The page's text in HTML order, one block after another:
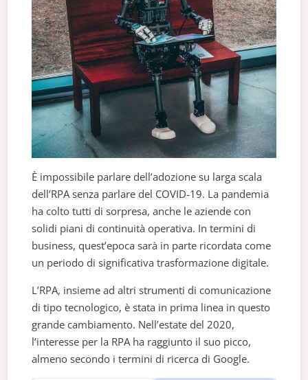
È impossibile parlare dell’adozione su larga scala
dell’RPA senza parlare del COVID-19. La pandemia
ha colto tutti di sorpresa, anche le aziende con
solidi piani di continuità operativa. In termini di
business, quest’epoca sarà in parte ricordata come
un periodo di significativa trasformazione digitale.
L’RPA, insieme ad altri strumenti di comunicazione
di tipo tecnologico, è stata in prima linea in questo
grande cambiamento. Nell’estate del 2020,
l’interesse per la RPA ha raggiunto il suo picco,
almeno secondo i termini di ricerca di Google.